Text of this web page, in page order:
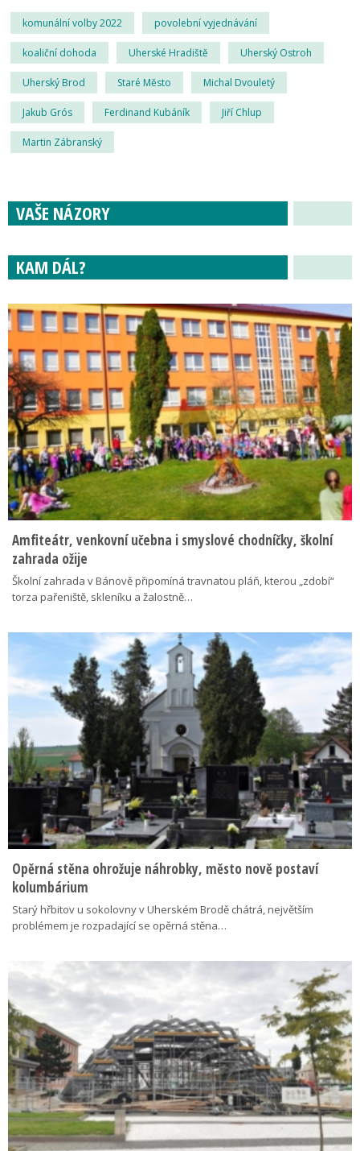
komunální volby 2022 povolební vyjednávání
koaliční dohoda Uherské Hradiště Uherský Ostroh
Uherský Brod Staré Město Michal Dvouletý
Jakub Grós Ferdinand Kubáník Jiří Chlup
Martin Zábranský
VAŠE NÁZORY
KAM DÁL?
Amfiteátr, venkovní učebna i smyslové chodníčky, školní
zahrada ožije
Školní zahrada v Bánově připomíná travnatou pláň, kterou „zdobí“
torza pařeniště, skleníku a žalostně…
Opěrná stěna ohrožuje náhrobky, město nově postaví
kolumbárium
Starý hřbitov u sokolovny v Uherském Brodě chátrá, největším
problémem je rozpadající se opěrná stěna…